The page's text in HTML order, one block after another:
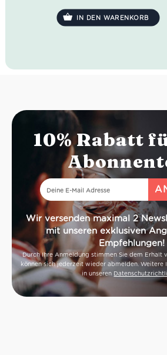
IN DEN WARENKORB
10% Rabatt
Wir versenden maximal 2
mit unseren exklusiven
Empfehlungen!
Durch Ihre Anmeldung stimmen Sie dem Erhalt
können sich jederzeit wieder abmelden. Weitere
in unseren